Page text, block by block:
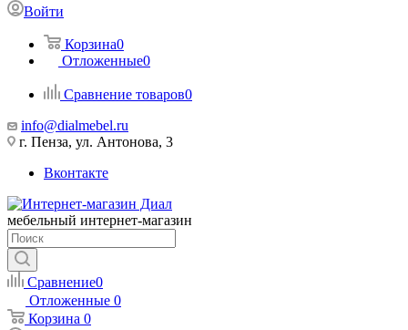
Войти
Корзина0
Отложенные0
Сравнение товаров0
info@dialmebel.ru
г. Пенза, ул. Антонова, 3
Вконтакте
мебельный интернет-магазин
Сравнение0
Отложенные 0
Корзина 0